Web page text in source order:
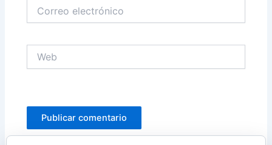
electrónico